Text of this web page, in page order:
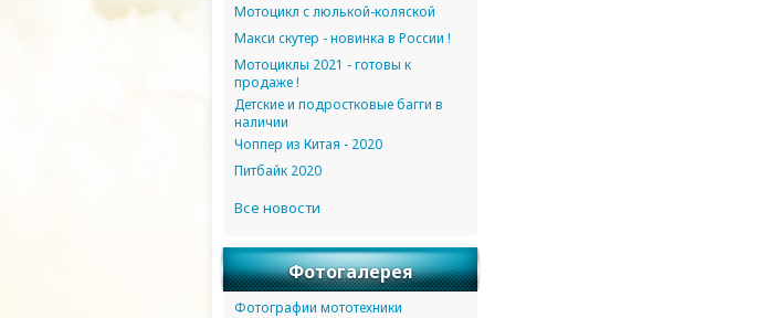
Мотоцикл с люлькой-коляской
Макси скутер - новинка в России !
Мотоциклы 2021 - готовы к
продаже !
Детские и подростковые багги в
наличии
Чоппер из Китая - 2020
Питбайк 2020
Все новости
Фотогалерея
Фотографии мототехники